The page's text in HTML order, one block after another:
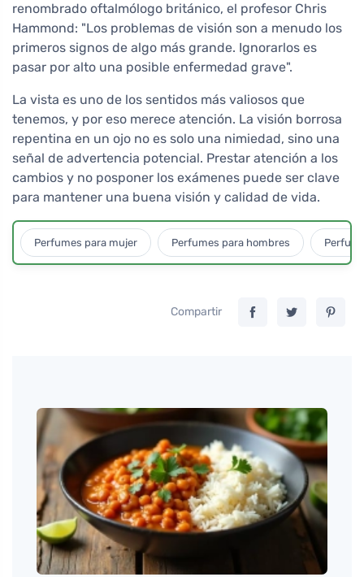
renombrado oftalmólogo británico, el profesor Chris
Hammond: "Los problemas de visión son a menudo los
primeros signos de algo más grande. Ignorarlos es
pasar por alto una posible enfermedad grave".
La vista es uno de los sentidos más valiosos que
tenemos, y por eso merece atención. La visión borrosa
repentina en un ojo no es solo una nimiedad, sino una
señal de advertencia potencial. Prestar atención a los
cambios y no posponer los exámenes puede ser clave
para mantener una buena visión y calidad de vida.
Perfumes para mujer Perfumes para hombres
Compartir